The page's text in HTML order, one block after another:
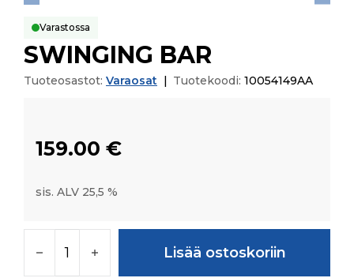
Varastossa
SWINGING BAR
Tuoteosastot: Varaosat Tuotekoodi: 10054149AA
159.00 €
sis. ALV 25,5 %
Lisää ostoskoriin